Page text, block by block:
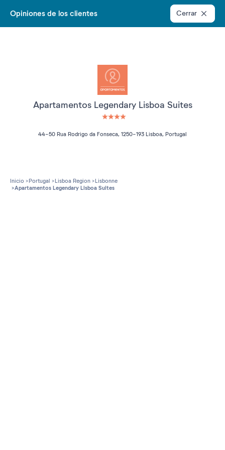
Opiniones de los clientes Cerrar
Apartamentos Legendary Lisboa Suites
44-50 Rua Rodrigo da Fonseca, 1250-193 Lisboa, Portugal
Inicio Portugal Lisboa Region
Lisbonne
Apartamentos Legendary Lisboa Suites